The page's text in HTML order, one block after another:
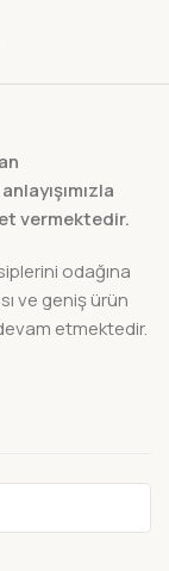
vermektedir.
odağına
ve geniş ürün
etmektedir.